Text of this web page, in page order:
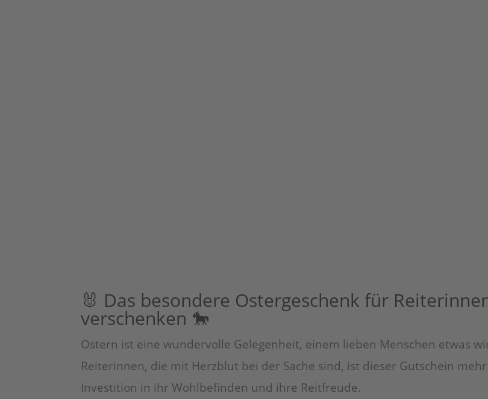
🐰 Das besondere Ostergeschenk für
verschenken 🐎
Ostern ist eine wundervolle Gelegenheit, einem lieben Menschen etwas
Reiterinnen, die mit Herzblut bei der Sache sind, ist dieser Gutschein
Investition in ihr Wohlbefinden und ihre Reitfreude.